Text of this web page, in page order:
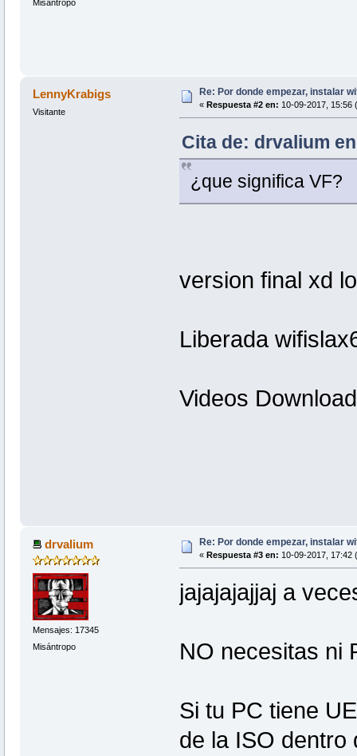
Misántropo
LennyKrabigs
Visitante
Re: Por donde empezar, instalar
« Respuesta #2 en: 10-09-2017, 15:56
Cita de: drvalium
¿que significa VF?
version final xd
Liberada
Videos
drvalium
Mensajes: 17345
Misántropo
Re: Por donde empezar, instalar
« Respuesta #3 en: 10-09-2017, 17:42
jajajajajjaj a
NO necesitas ni
Si tu PC tiene
de la ISO dentro